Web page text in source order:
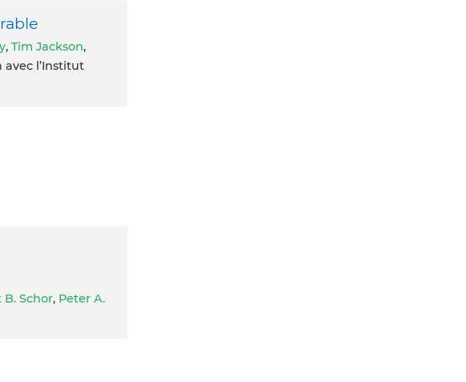
, Tim Jackson,
avec l’Institut
B. Schor, Peter A.